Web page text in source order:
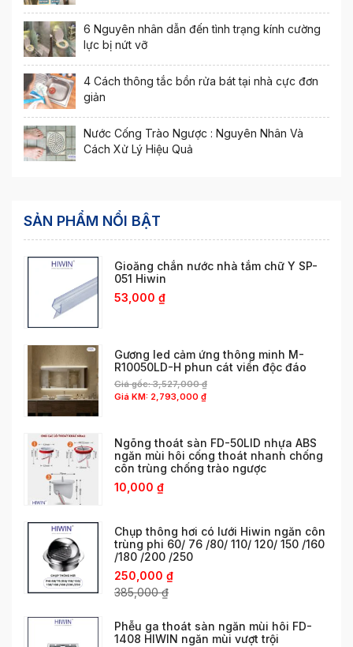
6 Nguyên nhân dẫn đến tình trạng kính cường
lực bị nứt vỡ
4 Cách thông tắc bồn rửa bát tại nhà cực đơn
giản
Nước Cống Trào Ngược : Nguyên Nhân Và
Cách Xử Lý Hiệu Quả
SẢN PHẨM NỔI BẬT
Gioăng chắn nước nhà tắm chữ Y SP-
051 Hiwin
53,000 ₫
Gương led cảm ứng thông minh M-
R10050LD-H phun cát viền độc đáo
Giá gốc:3,527,000₫
Giá KM: 2,793,000 ₫
Ngõng thoát sàn FD-50LID nhựa ABS
ngăn mùi hôi cống thoát nhanh chống
côn trùng chống trào ngược
10,000 ₫
Chụp thông hơi có lưới Hiwin ngăn côn
trùng phi 60/ 76 /80/ 110/ 120/ 150 /160
/180 /200 /250
250,000 ₫
385,000₫
Phễu ga thoát sàn ngăn mùi hôi FD-
1408 HIWIN ngăn mùi vượt trội